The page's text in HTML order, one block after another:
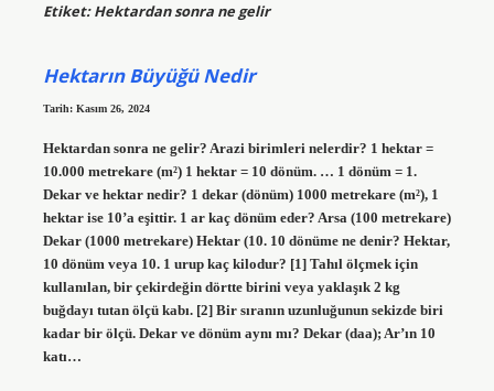
Etiket:Hektardan sonra ne gelir
Hektarın Büyüğü Nedir
Tarih: Kasım 26, 2024
Hektardan sonra ne gelir? Arazi birimleri nelerdir? 1 hektar =
10.000 metrekare (m²) 1 hektar = 10 dönüm. … 1 dönüm = 1.
Dekar ve hektar nedir? 1 dekar (dönüm) 1000 metrekare (m²), 1
hektar ise 10’a eşittir. 1 ar kaç dönüm eder? Arsa (100 metrekare)
Dekar (1000 metrekare) Hektar (10. 10 dönüme ne denir? Hektar,
10 dönüm veya 10. 1 urup kaç kilodur? [1] Tahıl ölçmek için
kullanılan, bir çekirdeğin dörtte birini veya yaklaşık 2 kg
buğdayı tutan ölçü kabı. [2] Bir sıranın uzunluğunun sekizde biri
kadar bir ölçü. Dekar ve dönüm aynı mı? Dekar (daa); Ar’ın 10
katı…